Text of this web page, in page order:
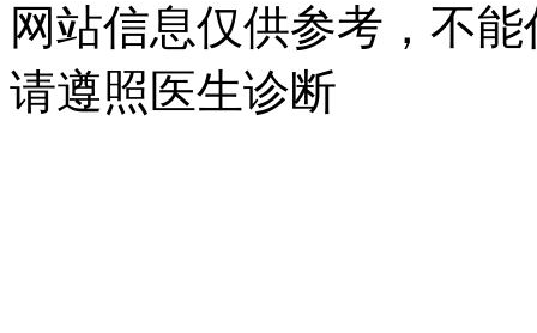
网站信息仅供参考，不
请遵照医生诊断